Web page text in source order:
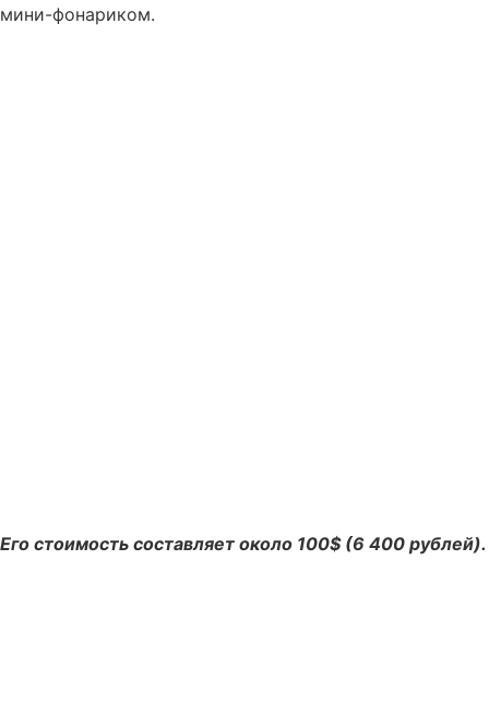
мини-фонариком.
Его стоимость составляет около 100$ (6 400 рублей).